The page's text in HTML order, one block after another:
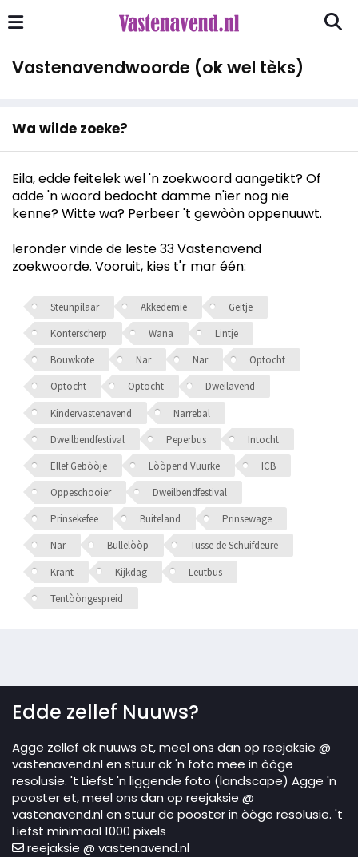
Vastenavendwoorde (ok wel tèks)
Wa wilde zoeke?
Eila, edde feitelek wel 'n zoekwoord aangetikt? Of
adde 'n woord bedocht damme n'ier nog nie
kenne? Witte wa? Perbeer 't gewòòn oppenuuwt.
Ieronder vinde de leste 33 Vastenavend
zoekwoorde. Vooruit, kies t'r mar één:
Steunpilaar Akkedemie
Geitje
Konterscherp
Wana
Lintje
Bouwkote
Nar Nar
Optocht
Optocht
Optocht
Dweilavend
Kindervastenavend
Narrebal
Dweilbendfestival
Peperbus
Intocht
Ellef Gebòòje
Lòòpend Vuurke
ICB
Oppeschooier
Dweilbendfestival
Prinsekefee
Buiteland
Prinsewage
Nar
Bullelòòp
Tusse de Schuifdeure
Krant
Kijkdag
Leutbus
Tentòòngespreid
Edde zellef Nuuws?
Agge zellef ok nuuws et, meel ons dan op reejaksie @
vastenavend.nl en stuur ok 'n foto mee in òòge
resolusie. 't Liefst 'n liggende foto (landscape) Agge 'n
pooster et, meel ons dan op reejaksie @
vastenavend.nl en stuur de pooster in òòge resolusie. 't
Liefst minimaal 1000 pixels
reejaksie @ vastenavend.nl